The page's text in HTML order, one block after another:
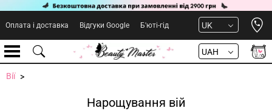
Оплата і доставка Відгуки Google Б'юті-гід UK
UAH
Вії
Нарощування вій